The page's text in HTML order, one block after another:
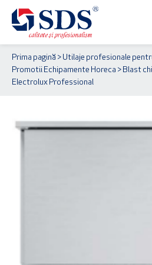
Prima pagină > Utilaje profesionale
Promotii Echipamente Horeca > Blast
Electrolux Professional